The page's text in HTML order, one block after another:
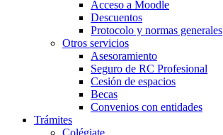
Acceso a Moodle
Descuentos
Protocolo y normas generales
Otros servicios
Asesoramiento
Seguro de RC Profesional
Cesión de espacios
Becas
Convenios con entidades
Trámites
Colégiate